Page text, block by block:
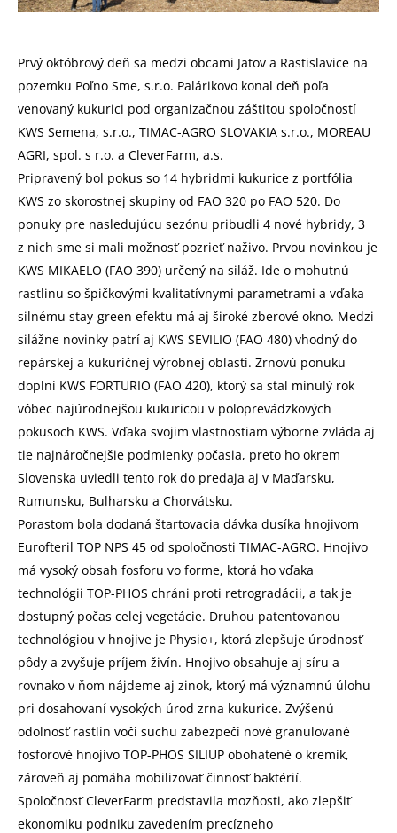
Prvý októbrový deň sa medzi obcami Jatov a Rastislavice na
pozemku Poľno Sme, s.r.o. Palárikovo konal deň poľa
venovaný kukurici pod organizačnou záštitou spoločností
KWS Semena, s.r.o., TIMAC-AGRO SLOVAKIA s.r.o., MOREAU
AGRI, spol. s r.o. a CleverFarm, a.s.
Pripravený bol pokus so 14 hybridmi kukurice z portfólia
KWS zo skorostnej skupiny od FAO 320 po FAO 520. Do
ponuky pre nasledujúcu sezónu pribudli 4 nové hybridy, 3
z nich sme si mali možnosť pozrieť naživo. Prvou novinkou je
KWS MIKAELO (FAO 390) určený na siláž. Ide o mohutnú
rastlinu so špičkovými kvalitatívnymi parametrami a vďaka
silnému stay-green efektu má aj široké zberové okno. Medzi
silážne novinky patrí aj KWS SEVILIO (FAO 480) vhodný do
repárskej a kukuričnej výrobnej oblasti. Zrnovú ponuku
doplní KWS FORTURIO (FAO 420), ktorý sa stal minulý rok
vôbec najúrodnejšou kukuricou v poloprevádzkových
pokusoch KWS. Vďaka svojim vlastnostiam výborne zvláda aj
tie najnáročnejšie podmienky počasia, preto ho okrem
Slovenska uviedli tento rok do predaja aj v Maďarsku,
Rumunsku, Bulharsku a Chorvátsku.
Porastom bola dodaná štartovacia dávka dusíka hnojivom
Eurofteril TOP NPS 45 od spoločnosti TIMAC-AGRO. Hnojivo
má vysoký obsah fosforu vo forme, ktorá ho vďaka
technológii TOP-PHOS chráni proti retrogradácii, a tak je
dostupný počas celej vegetácie. Druhou patentovanou
technológiou v hnojive je Physio+, ktorá zlepšuje úrodnosť
pôdy a zvyšuje príjem živín. Hnojivo obsahuje aj síru a
rovnako v ňom nájdeme aj zinok, ktorý má významnú úlohu
pri dosahovaní vysokých úrod zrna kukurice. Zvýšenú
odolnosť rastlín voči suchu zabezpečí nové granulované
fosforové hnojivo TOP-PHOS SILIUP obohatené o kremík,
zároveň aj pomáha mobilizovať činnosť baktérií.
Spoločnosť CleverFarm predstavila mozňosti, ako zlepšiť
ekonomiku podniku zavedením precízneho